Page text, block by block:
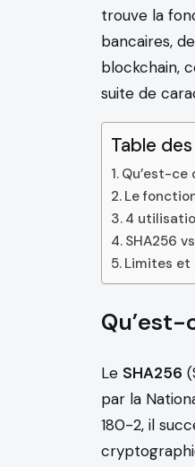
trouve la
bancaires,
blockchain,
suite de
Table
Qu’est-ce
Le
4
SHA256
Limites et
Qu’est-
Le SHA256
par la
180-2, il